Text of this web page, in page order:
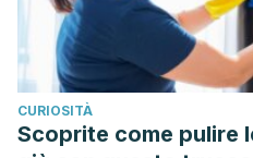
https://
Longhurst, B., & Steele, C.
treatment and prevention.
46-49.
Longhurst/publication/
CURIOSITÀ
Scoprite come pulire